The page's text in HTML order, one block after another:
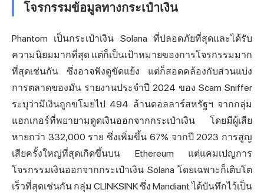
โจรกรรมข้อมูลทางกระเป๋าเงิน
Phantom เป็นกระเป๋าเงิน Solana ที่ปลอดภัยที่สุดและได้รับ
ความนิยมมากที่สุด แต่ก็เป็นเป้าหมายของการโจรกรรมมาก
ที่สุดเช่นกัน ซึ่งอาจฟังดูขัดแย้ง แต่ก็สอดคล้องกับส่วนแบ่ง
การตลาดของมัน รายงานประจำปี 2024 ของ Scam Sniffer
ระบุว่ามีเงินถูกขโมยไป 494 ล้านดอลลาร์สหรัฐฯ จากกลุ่ม
แฮกเกอร์ที่พยายามดูดเงินออกจากกระเป๋าเงิน โดยมีผู้เสีย
หายกว่า 332,000 ราย ซึ่งเพิ่มขึ้น 67% จากปี 2023 การสูญ
เสียครั้งใหญ่ที่สุดเกิดขึ้นบน Ethereum แต่แคมเปญการ
โจรกรรมเงินออกจากกระเป๋าเงิน Solana โดยเฉพาะก็เติบโต
เร็วที่สุดเช่นกัน กลุ่ม CLINKSINK ซึ่ง Mandiant ได้บันทึกไว้เป็น